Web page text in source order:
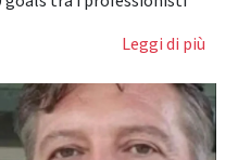
Leggi di più